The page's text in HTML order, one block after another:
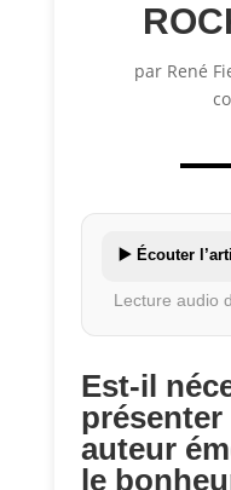
par René
▶️ Écouter
Lecture audio
Est-il
présenter
auteur
le